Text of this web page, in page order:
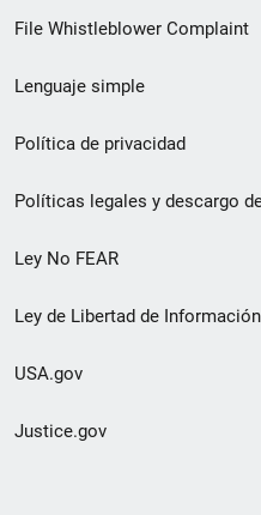
de
de
pie
de
página
File Whistleblower Complaint
Lenguaje simple
Política de privacidad
Políticas legales y descargo
Ley No FEAR
Ley de Libertad de Información
USA.gov
Justice.gov